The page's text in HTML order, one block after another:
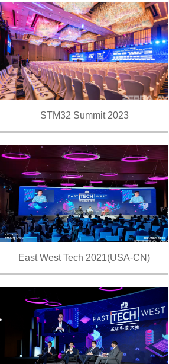
STM32 Summit 2023
East West Tech 2021(USA-CN)